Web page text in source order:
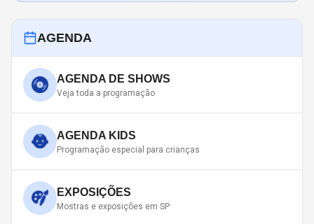
AGENDA
AGENDA DE SHOWS
Veja toda a programação
AGENDA KIDS
Programação especial para crianças
EXPOSIÇÕES
Mostras e exposições em SP